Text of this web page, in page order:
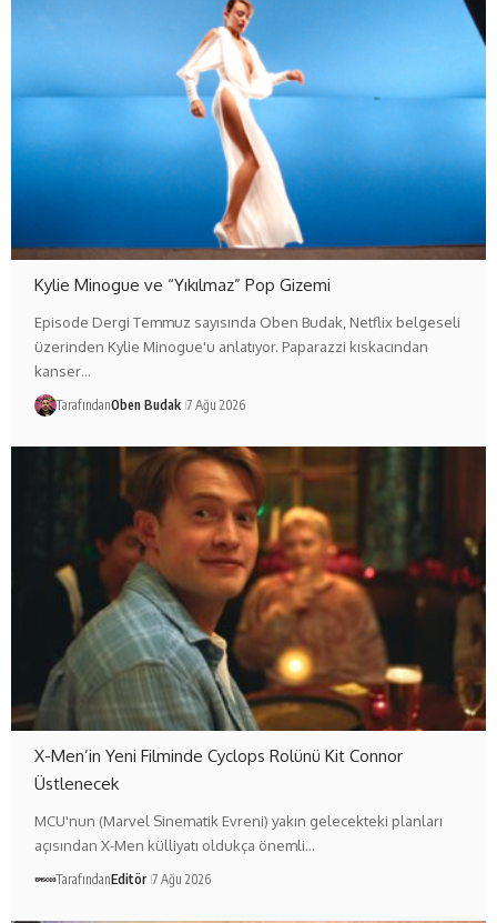
Kylie Minogue ve “Yıkılmaz” Pop Gizemi
Episode Dergi Temmuz sayısında Oben Budak, Netflix belgeseli
üzerinden Kylie Minogue'u anlatıyor. Paparazzi kıskacından
kanser…
TarafındanOben Budak 7 Ağu 2026
X-Men’in Yeni Filminde Cyclops Rolünü Kit Connor
Üstlenecek
MCU'nun (Marvel Sinematik Evreni) yakın gelecekteki planları
açısından X-Men külliyatı oldukça önemli…
TarafındanEditör 7 Ağu 2026